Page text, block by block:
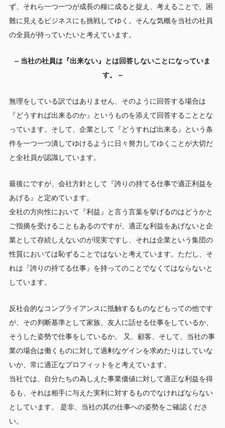
ず、それら一つ一つが成長の糧に成ると捉え、考えることで、困
難に見えるビジネスにも挑戦してゆく。そんな気概を当社の社員
の全員が持っていたいと考えています。
– 当社の社員は『出来ない』とは回答しないことになっていま
す。 –
無理をしている訳ではありません、そのように回答する場合は
『どうすれば出来るのか』というものを添えて回答することとな
っています。そして、企業として『どうすれば出来る』という条
件を一つ一つ潰してゆけるように日々努力してゆくことが大切だ
と全社員が認識しています。
最後にですが、会社方針として『誇りの持てる仕事で適正利益を
あげる』と定めています。
全社の方向性において『利益』と言う言葉を挙げるのはどうかと
ご指摘を受けることもあるのですが、適正な利益をあげないと企
業として存続しえないのが現実ですし、それは企業という集団の
性質においては恥ずることではないと考えています。ただし、そ
れは『誇りの持てる仕事』を持ってのことでなくてはならないと
しています。
反社会的なコンプライアンスに抵触するものなどもっての他です
が、その判断基準として家族、友人に話せる仕事をしているか、
そうした姿勢で仕事をしているか。 又、顧客、そして、当社の事
業の場合は働くものに対して過剰なゲインを求めたりはしていな
いか、常に適正なプロフィットをと考えています。
当社では、自分たちの為しえた事業価値に対して適正な利益を得
るも、それは相手に与えた実利に対するものでなければならない
としています。 是非、当社の其の仕事への姿勢をご確認くださ
い。